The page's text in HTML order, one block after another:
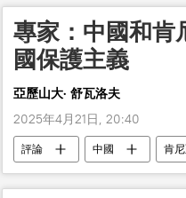
專家：中國和肯
國保護主義
亞歷山大· 舒瓦洛夫
2025年4月21日, 20:40
評論 中國 肯